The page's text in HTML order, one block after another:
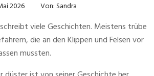
2026 Von: Sandra
viele Geschichten. Meistens trübe
die an den Klippen und Felsen vor
mussten.